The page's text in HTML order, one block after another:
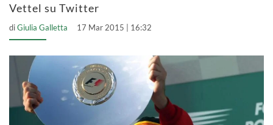
Vettel su Twitter
diGiulia Galletta 17 Mar 2015 | 16:32